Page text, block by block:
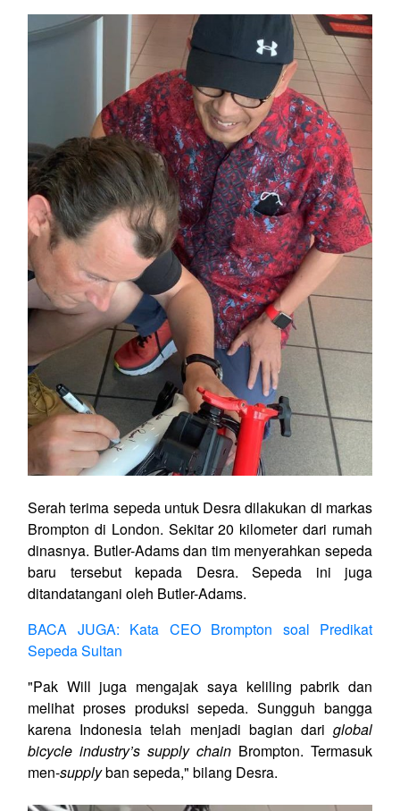
Serah terima sepeda untuk Desra dilakukan di markas
Brompton di London. Sekitar 20 kilometer dari rumah
dinasnya. Butler-Adams dan tim menyerahkan sepeda
baru tersebut kepada Desra. Sepeda ini juga
ditandatangani oleh Butler-Adams.
BACA JUGA: Kata CEO Brompton soal Predikat
Sepeda Sultan
"Pak Will juga mengajak saya keliling pabrik dan
melihat proses produksi sepeda. Sungguh bangga
karena Indonesia telah menjadi bagian dari global
bicycle industry’s supply chain Brompton. Termasuk
men-supplyban sepeda," bilang Desra.